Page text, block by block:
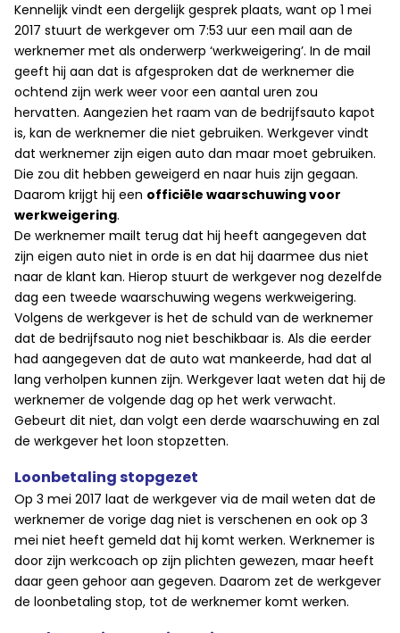
Kennelijk vindt een dergelijk gesprek plaats, want op 1 mei
2017 stuurt de werkgever om 7:53 uur een mail aan de
werknemer met als onderwerp ‘werkweigering’. In de mail
geeft hij aan dat is afgesproken dat de werknemer die
ochtend zijn werk weer voor een aantal uren zou
hervatten. Aangezien het raam van de bedrijfsauto kapot
is, kan de werknemer die niet gebruiken. Werkgever vindt
dat werknemer zijn eigen auto dan maar moet gebruiken.
Die zou dit hebben geweigerd en naar huis zijn gegaan.
Daarom krijgt hij een officiële waarschuwing voor
werkweigering.
De werknemer mailt terug dat hij heeft aangegeven dat
zijn eigen auto niet in orde is en dat hij daarmee dus niet
naar de klant kan. Hierop stuurt de werkgever nog dezelfde
dag een tweede waarschuwing wegens werkweigering.
Volgens de werkgever is het de schuld van de werknemer
dat de bedrijfsauto nog niet beschikbaar is. Als die eerder
had aangegeven dat de auto wat mankeerde, had dat al
lang verholpen kunnen zijn. Werkgever laat weten dat hij de
werknemer de volgende dag op het werk verwacht.
Gebeurt dit niet, dan volgt een derde waarschuwing en zal
de werkgever het loon stopzetten.
Loonbetaling stopgezet
Op 3 mei 2017 laat de werkgever via de mail weten dat de
werknemer de vorige dag niet is verschenen en ook op 3
mei niet heeft gemeld dat hij komt werken. Werknemer is
door zijn werkcoach op zijn plichten gewezen, maar heeft
daar geen gehoor aan gegeven. Daarom zet de werkgever
de loonbetaling stop, tot de werknemer komt werken.